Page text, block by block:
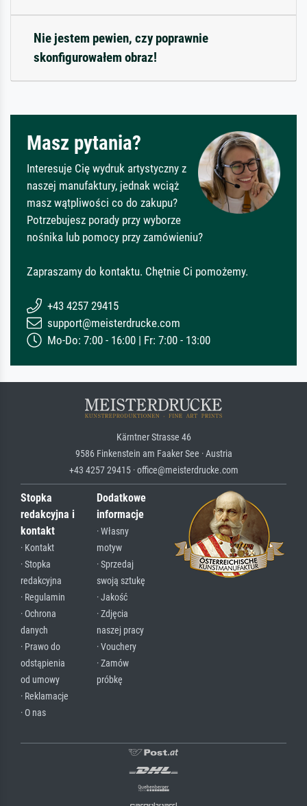
Nie jestem pewien, czy poprawnie
skonfigurowałem obraz!
Masz pytania?
Interesuje Cię wydruk artystyczny z
naszej manufaktury, jednak wciąż
masz wątpliwości co do zakupu?
Potrzebujesz porady przy wyborze
nośnika lub pomocy przy zamówieniu?
Zapraszamy do kontaktu. Chętnie Ci pomożemy.
+43 4257 29415
support@meisterdrucke.com
Mo-Do: 7:00 - 16:00 | Fr: 7:00 - 13:00
Kärntner Strasse 46
9586 Finkenstein am Faaker See · Austria
+43 4257 29415 · office@meisterdrucke.com
Stopka
redakcyjna i
kontakt
· Kontakt
· Stopka
redakcyjna
· Regulamin
· Ochrona
danych
· Prawo do
odstąpienia
od umowy
· Reklamacje
· O nas
Dodatkowe
informacje
· Własny
motyw
· Sprzedaj
swoją sztukę
· Jakość
· Zdjęcia
naszej pracy
· Vouchery
· Zamów
próbkę